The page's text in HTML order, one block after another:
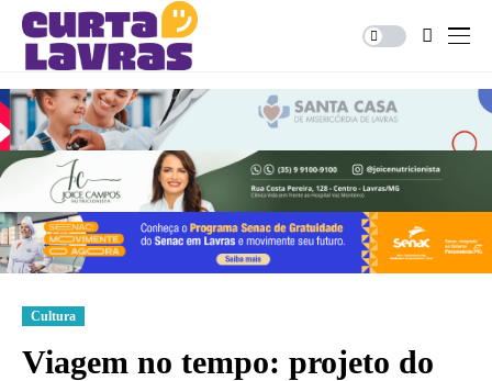
Cultura
Viagem no tempo: projeto do